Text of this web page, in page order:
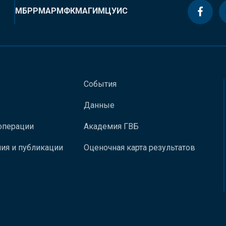
МБРРМАРМФКМАГИМЦУИС
и публикации
События
Данные
Академия ГВБ
Оценочная карта результатов